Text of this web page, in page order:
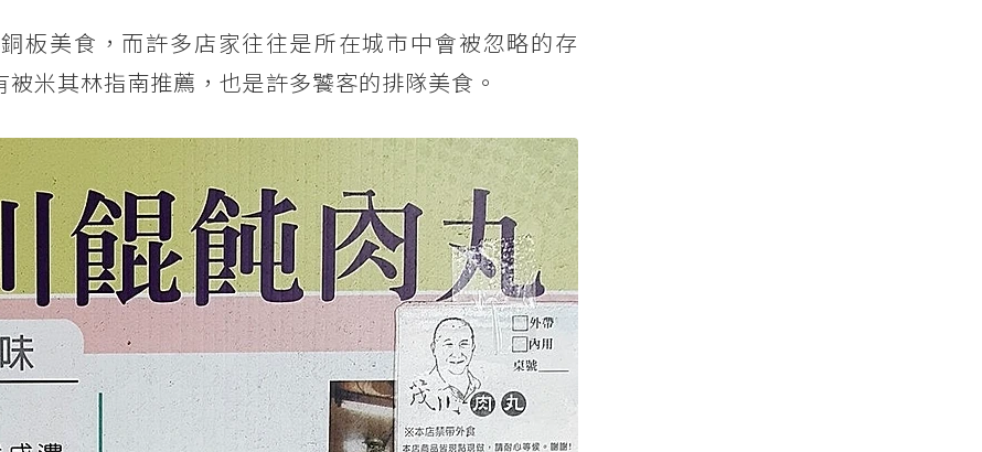
板美食，而許多店家往往是所在城市中會被忽略的存
米其林指南推薦，也是許多饕客的排隊美食。